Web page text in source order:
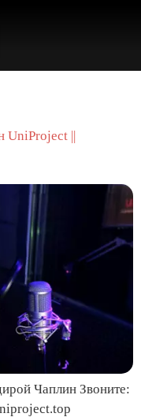
UniProject ||
Чаплин Звоните: